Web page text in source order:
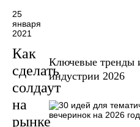
25
января
2021
Как
сделать
солдаут
на
рынке
Ключевые тренды
индустрии 2026